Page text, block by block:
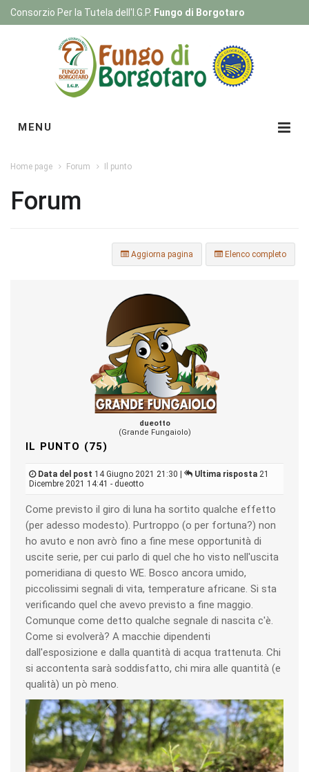
Consorzio Per la Tutela dell'I.G.P. Fungo di Borgotaro
MENU
Home page Forum Il punto
Forum
Elenco completo
Aggiorna pagina
dueotto
(Grande Fungaiolo)
IL PUNTO (75)
Data del post 14 Giugno 2021 21:30 | Ultima risposta 21
Dicembre 2021 14:41 - dueotto
Come previsto il giro di luna ha sortito qualche effetto
(per adesso modesto). Purtroppo (o per fortuna?) non
ho avuto e non avrò fino a fine mese opportunità di
uscite serie, per cui parlo di quel che ho visto nell'uscita
pomeridiana di questo WE. Bosco ancora umido,
piccolissimi segnali di vita, temperature africane. Si sta
verificando quel che avevo previsto a fine maggio.
Comunque come detto qualche segnale di nascita c'è.
Come si evolverà? A macchie dipendenti
dall'esposizione e dalla quantità di acqua trattenuta. Chi
si accontenta sarà soddisfatto, chi mira alle quantità (e
qualità) un pò meno.